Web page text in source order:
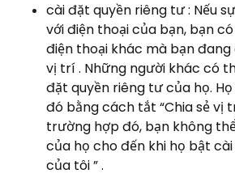
cài đặt quyền riêng tư : Nếu
với điện thoại của bạn, bạn
điện thoại khác mà bạn
vị trí . Những người khác có
đặt quyền riêng tư của họ.
đó bằng cách tắt “Chia sẻ vị
trường hợp đó, bạn không
của họ cho đến khi họ bật
của tôi ” .